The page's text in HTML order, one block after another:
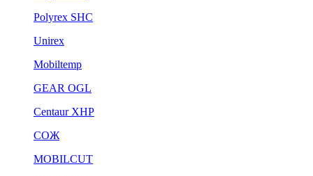
Polyrex SHC
Unirex
Mobiltemp
GEAR OGL
Centaur XHP
СОЖ
MOBILCUT